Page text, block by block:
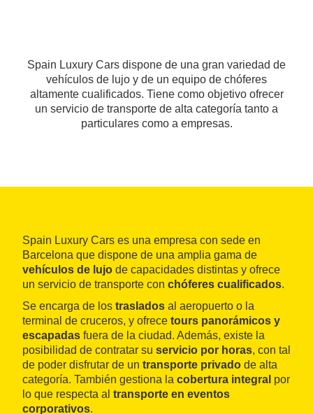
Spain Luxury Cars dispone de una gran variedad de
vehículos de lujo y de un equipo de chóferes
altamente cualificados. Tiene como objetivo ofrecer
un servicio de transporte de alta categoría tanto a
particulares como a empresas.
Spain Luxury Cars es una empresa con sede en
Barcelona que dispone de una amplia gama de
vehículos de lujo de capacidades distintas y ofrece
un servicio de transporte con chóferes cualificados.
Se encarga de los traslados al aeropuerto o la
terminal de cruceros, y ofrece tours panorámicos y
escapadas fuera de la ciudad. Además, existe la
posibilidad de contratar su servicio por horas, con tal
de poder disfrutar de un transporte privado de alta
categoría. También gestiona la cobertura integral por
lo que respecta al transporte en eventos
corporativos.